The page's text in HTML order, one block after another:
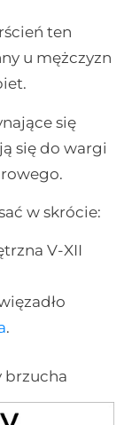
ten
u mężczyzn
się
się do wargi
w skrócie:
V-XII
.